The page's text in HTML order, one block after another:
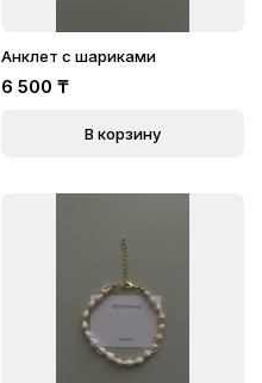
Анклет с шариками
6 500 ₸
В корзину